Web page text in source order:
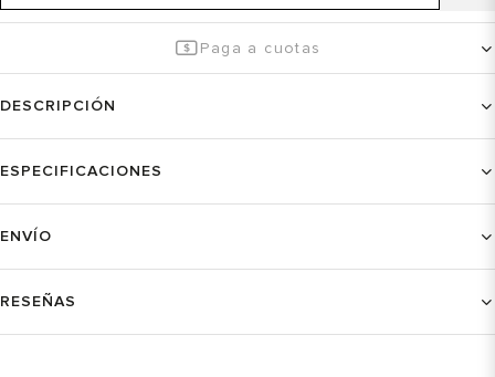
Paga a cuotas
DESCRIPCIÓN
ESPECIFICACIONES
ENVÍO
RESEÑAS